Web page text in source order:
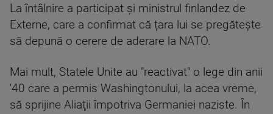
La întâlnire a participat și ministrul finlandez de
Externe, care a confirmat că țara lui se pregătește
să depună o cerere de aderare la NATO.
Mai mult, Statele Unite au "reactivat" o lege din anii
'40 care a permis Washingtonului, la acea vreme,
să sprijine Aliaţii împotriva Germaniei naziste. În